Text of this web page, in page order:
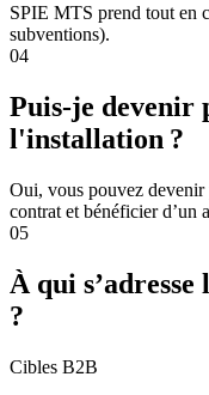
SPIE MTS prend tout en
subventions).
04
Puis-je devenir
l'installation ?
Oui, vous pouvez
contrat et bénéficier d’un
05
À qui
?
Cibles B2B